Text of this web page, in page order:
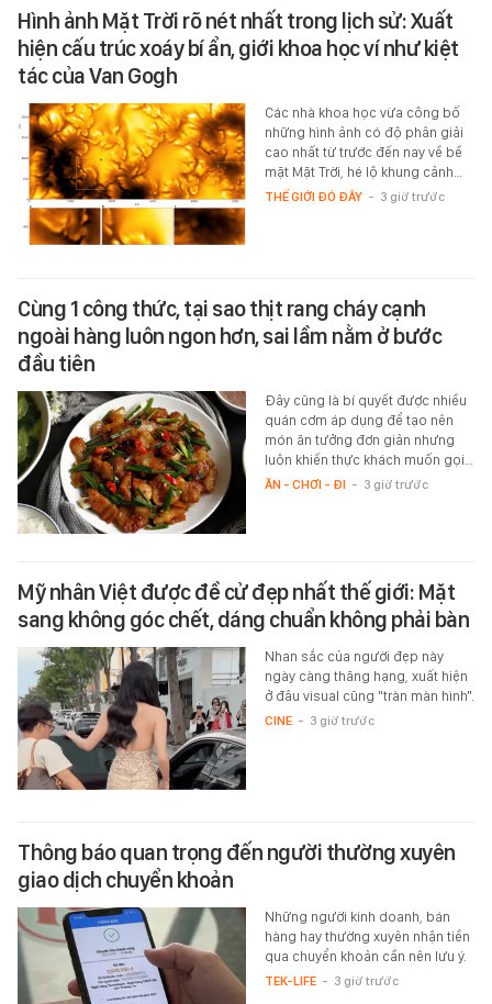
Hình ảnh Mặt Trời rõ nét nhất trong lịch sử: Xuất
hiện cấu trúc xoáy bí ẩn, giới khoa học ví như kiệt
tác của Van Gogh
Các nhà khoa học vừa công bố
những hình ảnh có độ phân giải
cao nhất từ trước đến nay về bề
mặt Mặt Trời, hé lộ khung cảnh…
THẾ GIỚI ĐÓ ĐÂY - 3 giờ trước
Cùng 1 công thức, tại sao thịt rang cháy cạnh
ngoài hàng luôn ngon hơn, sai lầm nằm ở bước
đầu tiên
Đây cũng là bí quyết được nhiều
quán cơm áp dụng để tạo nên
món ăn tưởng đơn giản nhưng
luôn khiến thực khách muốn gọi…
ĂN - CHƠI - ĐI - 3 giờ trước
Mỹ nhân Việt được đề cử đẹp nhất thế giới: Mặt
sang không góc chết, dáng chuẩn không phải bàn
Nhan sắc của người đẹp này
ngày càng thăng hạng, xuất hiện
ở đâu visual cũng "tràn màn hình".
CINE - 3 giờ trước
Thông báo quan trọng đến người thường xuyên
giao dịch chuyển khoản
Những người kinh doanh, bán
hàng hay thường xuyên nhận tiền
qua chuyển khoản cần nên lưu ý.
TEK-LIFE - 3 giờ trước